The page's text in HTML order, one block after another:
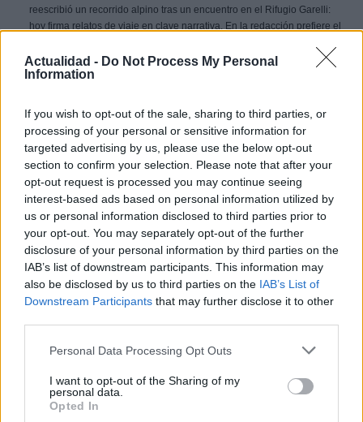
Actualidad - Do Not Process My Personal
Information
If you wish to opt-out of the sale, sharing to third parties, or
processing of your personal or sensitive information for
targeted advertising by us, please use the below opt-out
section to confirm your selection. Please note that after your
opt-out request is processed you may continue seeing
interest-based ads based on personal information utilized by
us or personal information disclosed to third parties prior to
your opt-out. You may separately opt-out of the further
disclosure of your personal information by third parties on the
IAB’s list of downstream participants. This information may
also be disclosed by us to third parties on the IAB’s List of
Downstream Participants that may further disclose it to other
Please note that this website/app uses one or more Google
not limited to your visit or usage behaviour. You may click to
grant or deny consent to Google and its third-party tags to
use your data for below specified purposes in below Google
Personal Data Processing Opt Outs
I want to opt-out of the Sharing of my
personal data.
Opted In
reescribió un recorrido alpino tras un encuentro en el Rifugio Garelli:
hoy firma relatos de viaje en clave narrativa. En la redacción prefiere el
gastado con mapas dibujados a mano.
Contacto:
ARTÍCULO ANTERIOR
ARTÍCULO SIGUIENTE
Más leídos
POLÍTICA